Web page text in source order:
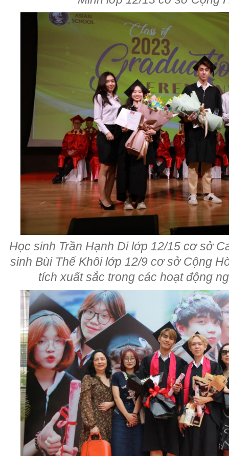
Học sinh Trần Hạnh Di lớp 12/15 cơ sở
sinh Bùi Thế Khôi lớp 12/9 cơ sở Cộng
tích xuất sắc trong các hoạt động